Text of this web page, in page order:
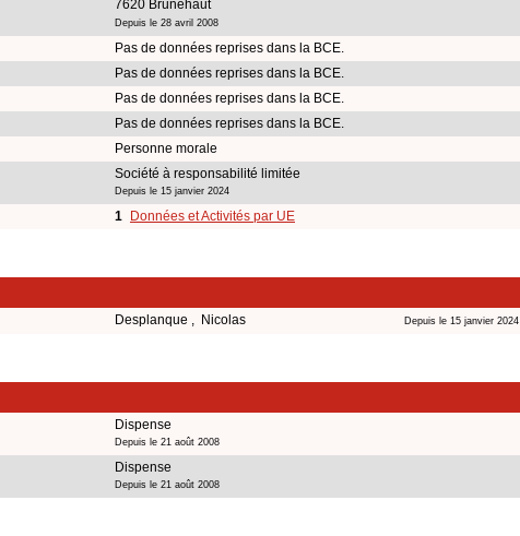
7620 Brunehaut
Depuis le 28 avril 2008
Pas de données reprises dans la BCE.
Pas de données reprises dans la BCE.
Pas de données reprises dans la BCE.
Pas de données reprises dans la BCE.
Personne morale
Société à responsabilité limitée
Depuis le 15 janvier 2024
1 Données et Activités par UE
Desplanque , Nicolas Depuis le 15 janvier 2024
Dispense
Depuis le 21 août 2008
Dispense
Depuis le 21 août 2008